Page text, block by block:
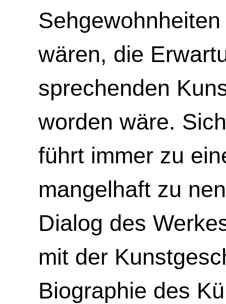
wären, die
sprechenden
worden wäre.
führt immer zu
mangelhaft zu
Dialog des
mit der
Biographie des